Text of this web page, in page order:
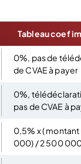
Tableau coef
0%, pas de
de CVAE à payer
0%,
pas de CVAE à
0,5% x ( montant
000) / 2 500